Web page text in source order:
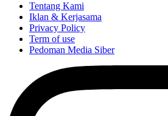
Tentang Kami
Iklan & Kerjasama
Privacy Policy
Term of use
Pedoman Media Siber